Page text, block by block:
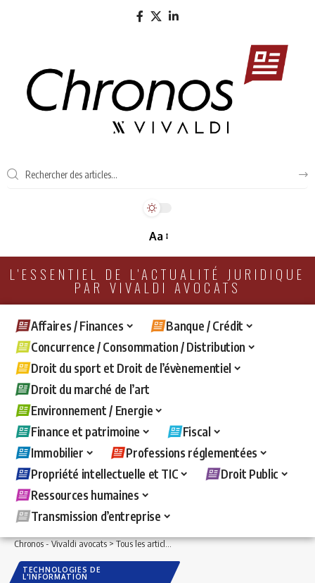
Aa
L'ESSENTIEL DE L'ACTUALITÉ JURIDIQUE
PAR VIVALDI AVOCATS
Affaires / Finances
Banque / Crédit
Concurrence / Consommation / Distribution
Droit du sport et Droit de l’évènementiel
Droit du marché de l’art
Environnement / Energie
Finance et patrimoine
Fiscal
Immobilier
Professions réglementées
Propriété intellectuelle et TIC
Droit Public
Ressources humaines
Transmission d’entreprise
Chronos - Vivaldi avocats>Tous les articles >Propriété intellectuelle et TIC>
TECHNOLOGIES DE
L'INFORMATION